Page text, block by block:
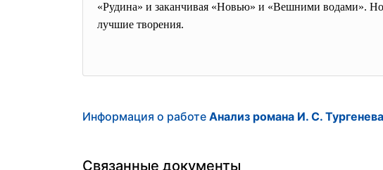
«Рудина» и заканчивая «Новью» и «Вешними водами». Но
лучшие творения.
Информация о работе Анализ романа И. С.
Связанные документы